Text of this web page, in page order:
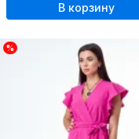
В корзину
%